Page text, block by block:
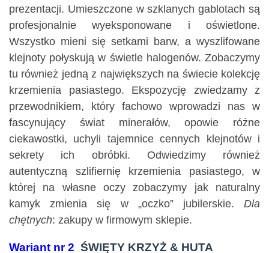
prezentacji. Umieszczone w szklanych gablotach są
profesjonalnie wyeksponowane i oświetlone.
Wszystko mieni się setkami barw, a wyszlifowane
klejnoty połyskują w świetle halogenów. Zobaczymy
tu również jedną z największych na świecie kolekcję
krzemienia pasiastego. Ekspozycję zwiedzamy z
przewodnikiem, który fachowo wprowadzi nas w
fascynujący świat minerałów, opowie różne
ciekawostki, uchyli tajemnice cennych klejnotów i
sekrety ich obróbki. Odwiedzimy również
autentyczną szlifiernię krzemienia pasiastego, w
której na własne oczy zobaczymy jak naturalny
kamyk zmienia się w „oczko” jubilerskie. Dla
chętnych: zakupy w firmowym sklepie.
Wariant nr 2 ŚWIĘTY KRZYŻ & HUTA